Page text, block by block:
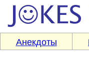
Анекдоты